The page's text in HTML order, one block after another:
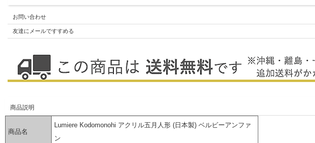
お問い合わせ
友達にメールですすめる
商品説明
商品名
Lumiere Kodomonohi アクリル五月人形 (日本製) ベルビーアンファ
ン